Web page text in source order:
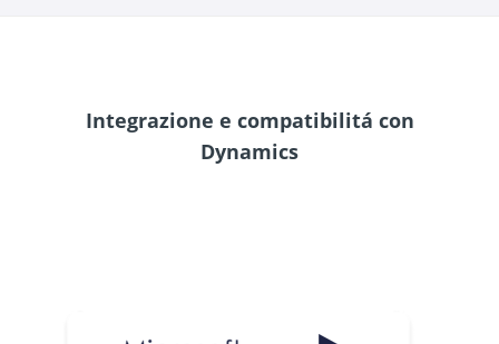
Integrazione e compatibilitá con
Dynamics